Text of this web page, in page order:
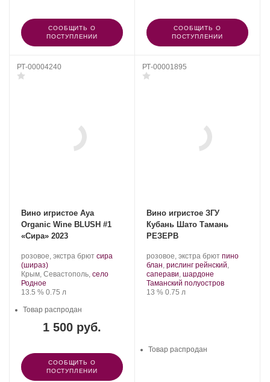
СООБЩИТЬ О
ПОСТУПЛЕНИИ
СООБЩИТЬ О
ПОСТУПЛЕНИИ
РТ-00004240
Вино игристое Aya
Organic Wine BLUSH #1
«Сира» 2023
Производитель:
Aya
Organic
Wine.
розовое, экстра брют .
винограда:
сира
(шираз).
Регион:
Крым, Севастополь, село
Родное
Крепость
13.5 %. Объем
0.75 л
1 500 руб.
Товар распродан
СООБЩИТЬ О
ПОСТУПЛЕНИИ
РТ-00001895
Вино игристое ЗГУ
Кубань Шато Тамань
РЕЗЕРВ
Производитель:
Шато
Тамань.
розовое, экстра брют .
Сорт
пино
блан, рислинг рейнский,
саперави, шардоне
Регион:
Таманский полуостров
Крепость
13 %. Объем
0.75 л
Товар распродан